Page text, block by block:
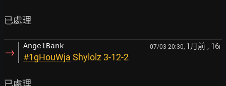
→ AngelBank 07/03 20:30, 1月前 , 16F
#1gHouWja Shylolz 3-12-2